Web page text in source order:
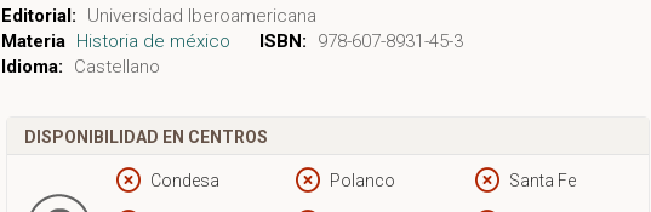
Editorial:
Universidad Iberoamericana
Materia Historia de méxico ISBN:
978-607-8931-45-3
Idioma:
Castellano
DISPONIBILIDAD EN CENTROS
Condesa Polanco Santa Fe